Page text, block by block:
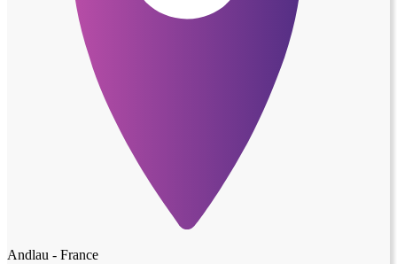
Andlau - France